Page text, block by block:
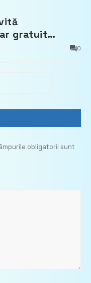
gratuit
pe bunurile
0
obligatorii sunt